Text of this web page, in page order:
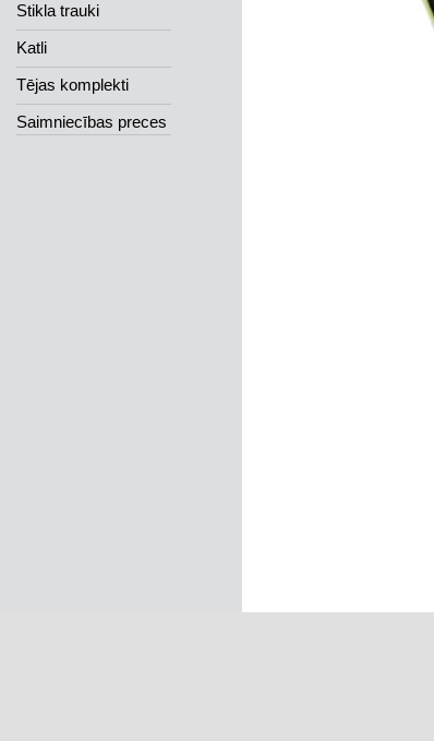
Stikla trauki
Katli
Tējas komplekti
Saimniecības preces